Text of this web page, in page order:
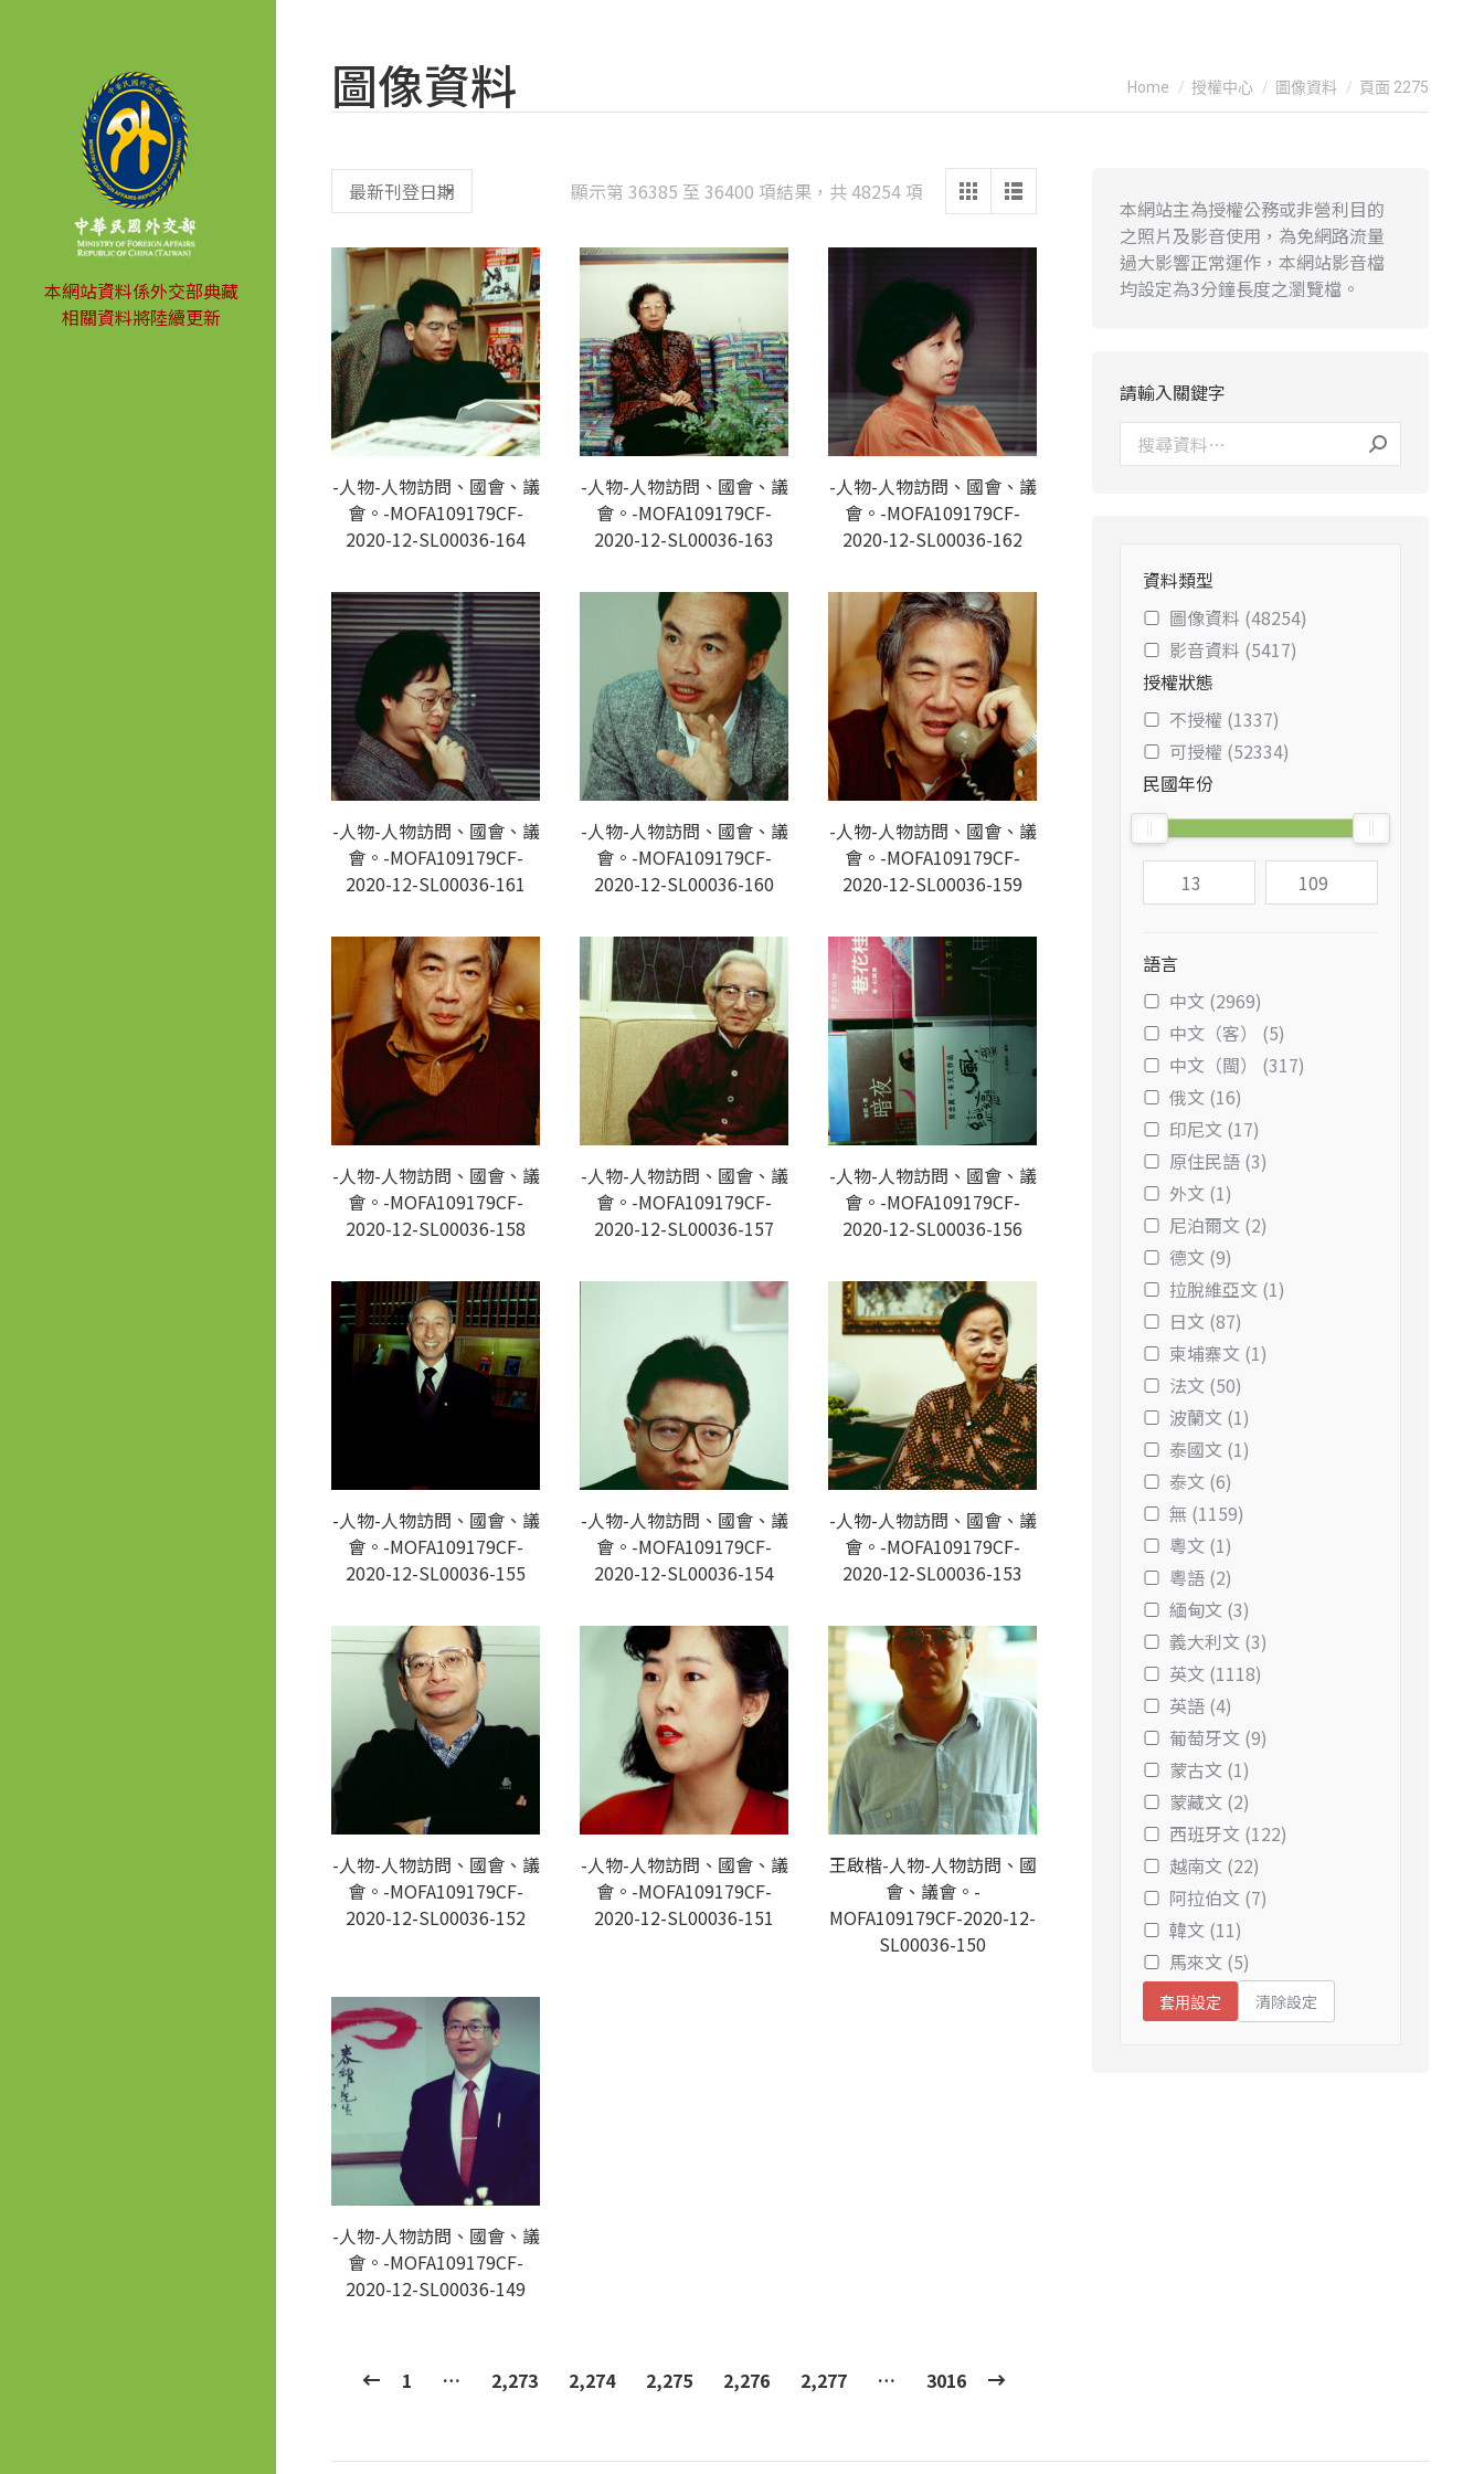
本網站資料係外交部典藏
相關資料將陸續更新
圖像資料 You are here:
Home 授權中心 圖像資料 頁面 2275
顯示第 36385 至 36400 項結果，共 48254 項 Sorted
latest
-人物-人物訪問、國會、議
會。-MOFA109179CF-
2020-12-SL00036-164
-人物-人物訪問、國會、議
會。-MOFA109179CF-
2020-12-SL00036-163
-人物-人物訪問、國會、議
會。-MOFA109179CF-
2020-12-SL00036-162
-人物-人物訪問、國會、議
會。-MOFA109179CF-
2020-12-SL00036-161
-人物-人物訪問、國會、議
會。-MOFA109179CF-
2020-12-SL00036-160
-人物-人物訪問、國會、議
會。-MOFA109179CF-
2020-12-SL00036-159
-人物-人物訪問、國會、議
會。-MOFA109179CF-
2020-12-SL00036-158
-人物-人物訪問、國會、議
會。-MOFA109179CF-
2020-12-SL00036-157
-人物-人物訪問、國會、議
會。-MOFA109179CF-
2020-12-SL00036-156
-人物-人物訪問、國會、議
會。-MOFA109179CF-
2020-12-SL00036-155
-人物-人物訪問、國會、議
會。-MOFA109179CF-
2020-12-SL00036-154
-人物-人物訪問、國會、議
會。-MOFA109179CF-
2020-12-SL00036-153
-人物-人物訪問、國會、議
會。-MOFA109179CF-
2020-12-SL00036-152
-人物-人物訪問、國會、議
會。-MOFA109179CF-
2020-12-SL00036-151
王啟楷-人物-人物訪問、國
會、議會。-
MOFA109179CF-2020-12-
SL00036-150
-人物-人物訪問、國會、議
會。-MOFA109179CF-
2020-12-SL00036-149
1 … 2,273 2,274 2,275 2,276 2,277 … 3016
本網站主為授權公務或非營利目的
之照片及影音使用，為免網路流量
過大影響正常運作，本網站影音檔
均設定為3分鐘長度之瀏覽檔。
請輸入關鍵字
資料類型
圖像資料 (48254)
影音資料 (5417)
授權狀態
不授權 (1337)
可授權 (52334)
民國年份
語言
中文 (2969)
中文（客） (5)
中文（閩） (317)
俄文 (16)
印尼文 (17)
原住民語 (3)
外文 (1)
尼泊爾文 (2)
德文 (9)
拉脫維亞文 (1)
日文 (87)
柬埔寨文 (1)
法文 (50)
波蘭文 (1)
泰國文 (1)
泰文 (6)
無 (1159)
粵文 (1)
粵語 (2)
緬甸文 (3)
義大利文 (3)
英文 (1118)
英語 (4)
葡萄牙文 (9)
蒙古文 (1)
蒙藏文 (2)
西班牙文 (122)
越南文 (22)
阿拉伯文 (7)
韓文 (11)
馬來文 (5)
套用設定 清除設定